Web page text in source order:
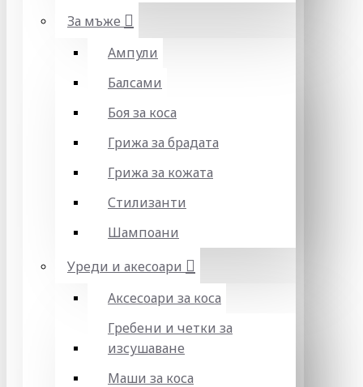
За мъже
Ампули
Балсами
Боя за коса
Грижа за брадата
Грижа за кожата
Стилизанти
Шампоани
Уреди и акесоари
Аксесоари за коса
Гребени и четки за
изсушаване
Маши за коса